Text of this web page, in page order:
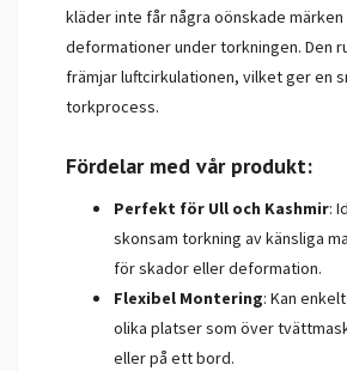
kläder inte får några oönskade
deformationer under torkningen. Den
främjar luftcirkulationen, vilket ger en
torkprocess.
Fördelar med vår produkt:
Perfekt för Ull och Kashmir:
skonsam torkning av känsliga
för skador eller deformation.
Flexibel Montering: Kan
olika platser som över
eller på ett bord.